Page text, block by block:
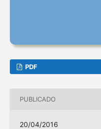
PDF
PUBLICADO
20/04/2016